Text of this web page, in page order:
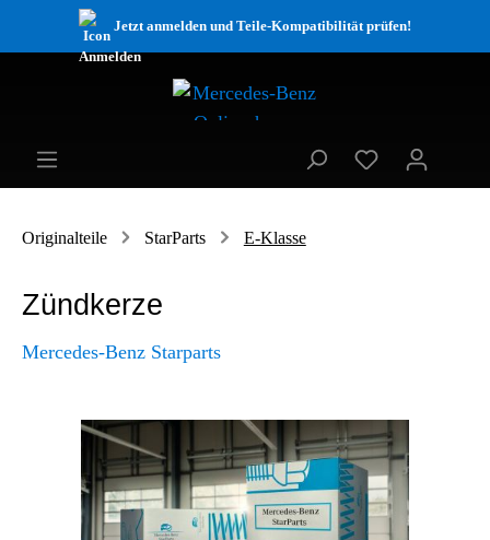
Jetzt anmelden und Teile-Kompatibilität prüfen!
Originalteile StarParts E-Klasse
Zündkerze
Mercedes-Benz Starparts